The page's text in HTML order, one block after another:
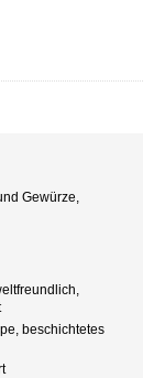
Gewürze,
beschichtetes